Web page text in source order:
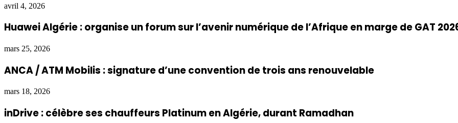
avril 4, 2026
Huawei Algérie : organise un forum sur l’avenir numérique de l’Afrique en marge de GAT
mars 25, 2026
ANCA / ATM Mobilis : signature d’une convention de trois ans renouvelable
mars 18, 2026
inDrive : célèbre ses chauffeurs Platinum en Algérie, durant Ramadhan